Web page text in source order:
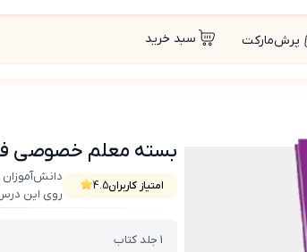
پرش‌مارکت سبد خرید
بسته معلم خصوصی
امتیاز کاربران4.5
روی این
1 جلد کتاب